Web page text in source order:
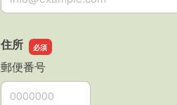
住所
郵便番号